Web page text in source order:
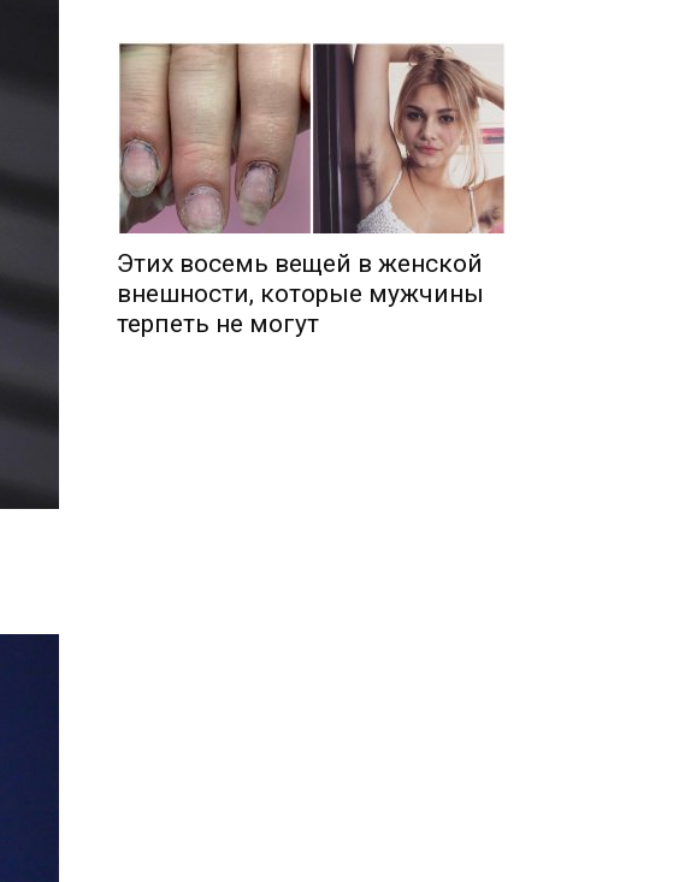
Этих восемь вещей в женской
внешности, которые мужчины
терпеть не могут